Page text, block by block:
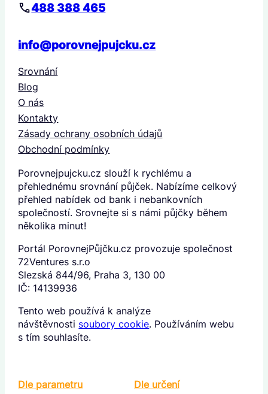
488 388 465
info@porovnejpujcku.cz
Srovnání
Blog
O nás
Kontakty
Zásady ochrany osobních údajů
Obchodní podmínky
Porovnejpujcku.cz slouží k rychlému a
přehlednému srovnání půjček. Nabízíme celkový
přehled nabídek od bank i nebankovních
společností. Srovnejte si s námi půjčky během
několika minut!
Portál PorovnejPůjčku.cz provozuje společnost
72Ventures s.r.o
Slezská 844/96, Praha 3, 130 00
IČ: 14139936
Tento web používá k analýze
návštěvnosti soubory cookie. Používáním webu
s tím souhlasíte.
Dle parametru Dle určení